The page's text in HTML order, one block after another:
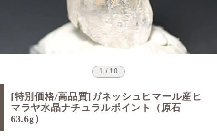
1 / 10
[特別価格/高品質]ガネッシュヒマール産ヒ
マラヤ水晶ナチュラルポイント（原石
63.6g）